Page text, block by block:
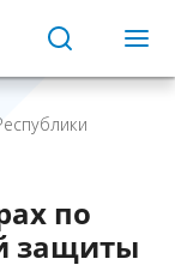
по
защиты